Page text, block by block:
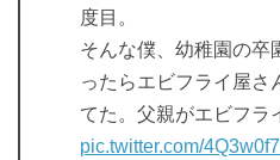
度目。
そんな僕、幼稚園の卒
ったらエビフライ屋さ
てた。父親がエビフラ
pic.twitter.com/